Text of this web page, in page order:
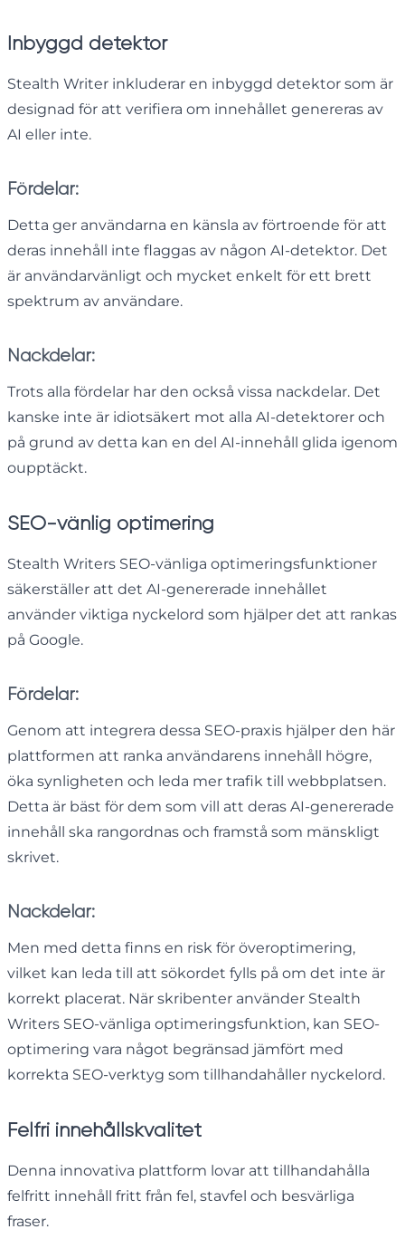
Inbyggd detektor
Stealth Writer inkluderar en inbyggd detektor som är
designad för att verifiera om innehållet genereras av
AI eller inte.
Fördelar:
Detta ger användarna en känsla av förtroende för att
deras innehåll inte flaggas av någon AI-detektor. Det
är användarvänligt och mycket enkelt för ett brett
spektrum av användare.
Nackdelar:
Trots alla fördelar har den också vissa nackdelar. Det
kanske inte är idiotsäkert mot alla AI-detektorer och
på grund av detta kan en del AI-innehåll glida igenom
oupptäckt.
SEO-vänlig optimering
Stealth Writers SEO-vänliga optimeringsfunktioner
säkerställer att det AI-genererade innehållet
använder viktiga nyckelord som hjälper det att rankas
på Google.
Fördelar:
Genom att integrera dessa SEO-praxis hjälper den här
plattformen att ranka användarens innehåll högre,
öka synligheten och leda mer trafik till webbplatsen.
Detta är bäst för dem som vill att deras AI-genererade
innehåll ska rangordnas och framstå som mänskligt
skrivet.
Nackdelar:
Men med detta finns en risk för överoptimering,
vilket kan leda till att sökordet fylls på om det inte är
korrekt placerat. När skribenter använder Stealth
Writers SEO-vänliga optimeringsfunktion, kan SEO-
optimering vara något begränsad jämfört med
korrekta SEO-verktyg som tillhandahåller nyckelord.
Felfri innehållskvalitet
Denna innovativa plattform lovar att tillhandahålla
felfritt innehåll fritt från fel, stavfel och besvärliga
fraser.